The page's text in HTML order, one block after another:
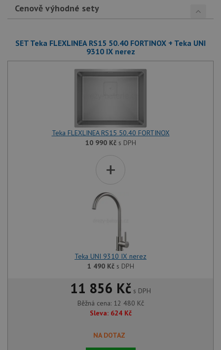
Cenově výhodné sety
SET Teka FLEXLINEA RS15 50.40 FORTINOX + Teka UNI
9310 IX nerez
Teka FLEXLINEA RS15 50.40 FORTINOX
10 990 Kčs DPH
+
Teka UNI 9310 IX nerez
1 490 Kčs DPH
11 856 Kč s DPH
Běžná cena: 12 480 Kč
Sleva: 624 Kč
NA DOTAZ